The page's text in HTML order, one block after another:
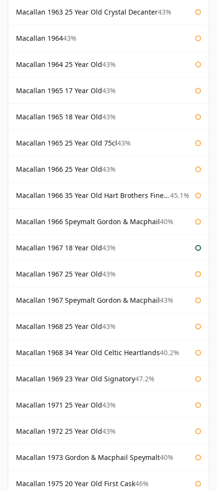
Macallan 1963 25 Year Old Crystal Decanter43%
Macallan 196443%
Macallan 1964 25 Year Old43%
Macallan 1965 17 Year Old43%
Macallan 1965 18 Year Old43%
Macallan 1965 25 Year Old 75cl43%
Macallan 1966 25 Year Old43%
Macallan 1966 35 Year Old Hart Brothers Finest Collection 45.1%
Macallan 1966 Speymalt Gordon & Macphail40%
Macallan 1967 18 Year Old43%
Macallan 1967 25 Year Old43%
Macallan 1967 Speymalt Gordon & Macphail43%
Macallan 1968 25 Year Old43%
Macallan 1968 34 Year Old Celtic Heartlands40.2%
Macallan 1969 23 Year Old Signatory47.2%
Macallan 1971 25 Year Old43%
Macallan 1972 25 Year Old43%
Macallan 1973 Gordon & Macphail Speymalt40%
Macallan 1975 20 Year Old First Cask46%